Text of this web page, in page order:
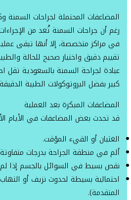
المضاعفات المحتملة لجراحات السمنة
رغم أن جراحات السمنة تُعد من
في مراكز متخصصة، إلا أنها تبقى
تقييم دقيق واختيار صحيح للحالة
عيادة لجراحة السمنة بالسعودية تقل
كبير بفضل البروتوكولات الطبية
المضاعفات المبكرة بعد العملية
قد تحدث بعض المضاعفات في الأيام
الغثيان أو القيء المؤقت.
ألم في منطقة الجراحة بدرجات
نقص بسيط في السوائل بالجسم إذا لم
احتمالية بسيطة لحدوث نزيف أو
المتقدمة).